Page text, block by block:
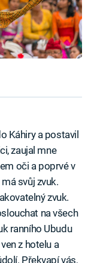
Káhiry a postavil
zaujal mne
oči a poprvé v
svůj zvuk.
zvuk.
na všech
ranního Ubudu
z hotelu a
Překvapí vás,